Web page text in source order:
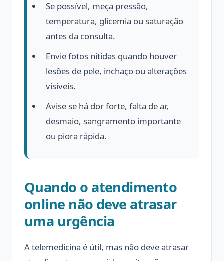
Se possível, meça pressão,
temperatura, glicemia ou saturação
antes da consulta.
Envie fotos nítidas quando houver
lesões de pele, inchaço ou alterações
visíveis.
Avise se há dor forte, falta de ar,
desmaio, sangramento importante
ou piora rápida.
Quando o atendimento
online não deve atrasar
uma urgência
A telemedicina é útil, mas não deve atrasar